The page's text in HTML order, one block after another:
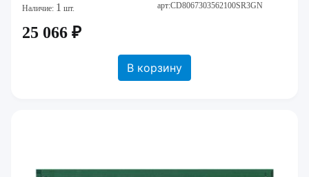
Наличие: 1 шт. арт:CD8067303562100SR3GN
25 066 ₽
В корзину